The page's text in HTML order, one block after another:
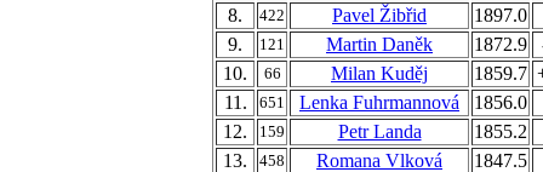
8.
422 Pavel Žibřid
1897.0
9.
121 Martin Daněk 1872.9
10.
66 Milan Kuděj 1859.7
11.
651 Lenka Fuhrmannová
1856.0
12.
159 Petr Landa
1855.2
13.
458 Romana Vlková
1847.5